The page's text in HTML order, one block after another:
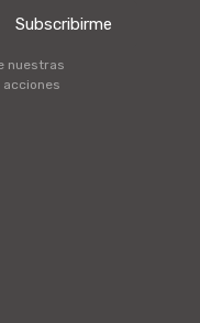
Subscribirme
nuestras